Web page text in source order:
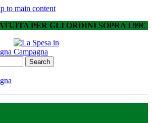
to main content
PER GLI ORDINI SOPRA I 99€
Search